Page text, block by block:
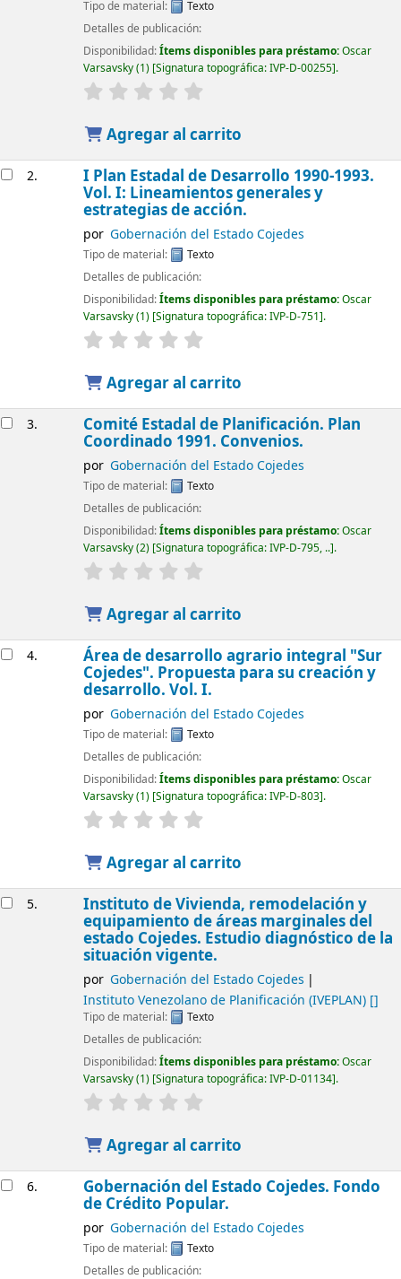
Tipo de material:
Texto
Detalles de publicación:
Disponibilidad:Ítems disponibles para préstamo:Oscar
Varsavsky(1) Signatura topográfica:IVP-D-00255 .
Agregar al carrito
2. I Plan Estadal de Desarrollo 1990-1993.
Vol. I: Lineamientos generales y
estrategias de acción.
por Gobernación del Estado Cojedes
Tipo de material:
Texto
Detalles de publicación:
Disponibilidad:Ítems disponibles para préstamo:Oscar
Varsavsky(1) Signatura topográfica:IVP-D-751 .
Agregar al carrito
3. Comité Estadal de Planificación. Plan
Coordinado 1991. Convenios.
por Gobernación del Estado Cojedes
Tipo de material:
Texto
Detalles de publicación:
Disponibilidad:Ítems disponibles para préstamo:Oscar
Varsavsky(2) Signatura topográfica:IVP-D-795, .. .
Agregar al carrito
4. Área de desarrollo agrario integral "Sur
Cojedes". Propuesta para su creación y
desarrollo. Vol. I.
por Gobernación del Estado Cojedes
Tipo de material:
Texto
Detalles de publicación:
Disponibilidad:Ítems disponibles para préstamo:Oscar
Varsavsky(1) Signatura topográfica:IVP-D-803 .
Agregar al carrito
5. Instituto de Vivienda, remodelación y
equipamiento de áreas marginales del
estado Cojedes. Estudio diagnóstico de la
situación vigente.
por Gobernación del Estado Cojedes
Instituto Venezolano de Planificación (IVEPLAN)[]
Tipo de material:
Texto
Detalles de publicación:
Disponibilidad:Ítems disponibles para préstamo:Oscar
Varsavsky(1) Signatura topográfica:IVP-D-01134 .
Agregar al carrito
6. Gobernación del Estado Cojedes. Fondo
de Crédito Popular.
por Gobernación del Estado Cojedes
Tipo de material:
Texto
Detalles de publicación: